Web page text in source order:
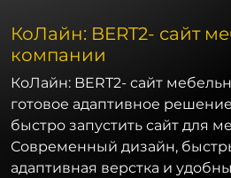
КоЛайн: BERT2- сайт
компании
КоЛайн: BERT2- сайт
готовое адаптивное
быстро запустить сайт для
Современный дизайн,
адаптивная верстка и